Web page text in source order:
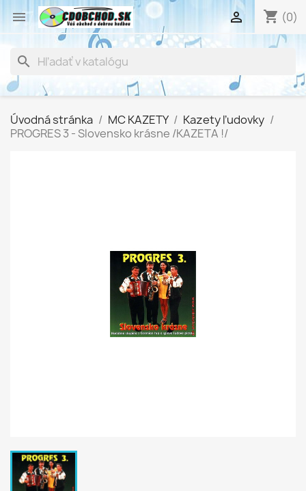
 shopping_cart (0)

search
Úvodná stránka MC KAZETY
Kazety ľudovky
PROGRES 3 - Slovensko krásne /KAZETA !/